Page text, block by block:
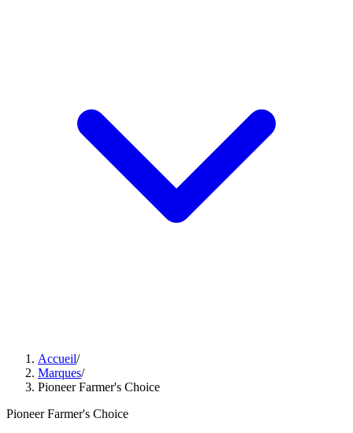
Accueil/
Marques/
Pioneer Farmer's Choice
Pioneer Farmer's Choice